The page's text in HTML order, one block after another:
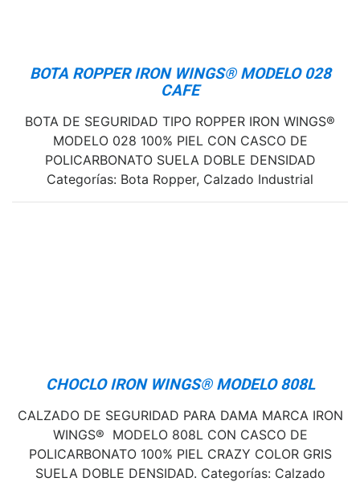
BOTA ROPPER IRON WINGS® MODELO 028
CAFE
BOTA DE SEGURIDAD TIPO ROPPER IRON WINGS®
MODELO 028 100% PIEL CON CASCO DE
POLICARBONATO SUELA DOBLE DENSIDAD
Categorías: Bota Ropper, Calzado Industrial
CHOCLO IRON WINGS® MODELO 808L
CALZADO DE SEGURIDAD PARA DAMA MARCA IRON
WINGS® MODELO 808L CON CASCO DE
POLICARBONATO 100% PIEL CRAZY COLOR GRIS
SUELA DOBLE DENSIDAD. Categorías: Calzado